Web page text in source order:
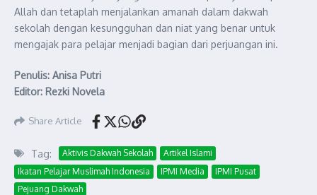
Allah dan tetaplah menjalankan amanah dalam dakwah
sekolah dengan kesungguhan dan niat yang benar untuk
mengajak para pelajar menjadi bagian dari perjuangan ini.
Penulis: Anisa Putri
Editor: Rezki Novela
Share Article
Tag: Aktivis Dakwah Sekolah
Artikel Islami
Ikatan Pelajar Muslimah Indonesia
IPMI Media
IPMI Pusat
Pejuang Dakwah